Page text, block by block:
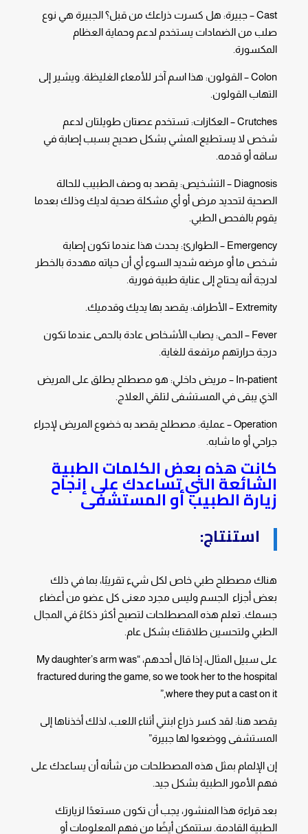
Cast – جبيرة: هل كسرت ذراعك من قبل؟ الجبيرة هي نوع
صلب من الضمادات يستخدم لدعم وحماية العظام
المكسورة.
Colon – القولون: هذا اسم آخر للأمعاء الغليظة. ويشير إلى
التهاب القولون.
Crutches – العكازات: تستخدم عصتان طويلتان لدعم
شخص لا يستطيع المشي بشكل صحيح بسبب إصابة في
ساقه أو قدمه.
Diagnosis – التشخيص: يقصد به وصف الطبيب للحالة
الصحية لتحديد مرض أو أي مشكلة صحية لديك وذلك بعدما
يقوم بالفحص الطبي.
Emergency – الطوارئ: يحدث هذا عندما تكون إصابة
شخص ما أو مرضه شديد السوء أي أن حياته مهددة بالخطر
لدرجة أنه يحتاج إلى عناية طبية فورية.
Extremity – الأطراف: يقصد بها يديك وقدميك.
Fever – الحمى: يصاب الأشخاص عادة بالحمى عندما تكون
درجة حرارتهم مرتفعة للغاية.
In-patient – مريض داخلي: هو مصطلح يطلق على المريض
الذي يبقى في المستشفى لتلقي العلاج.
Operation – عملية: مصطلح يقصد به خضوع المريض لإجراء
جراحي أو ما شابه.
كانت هذه بعض الكلمات الطبية
الشائعة التي تساعدك على إنجاح
زيارة الطبيب أو المستشفى
استنتاج:
هناك مصطلح طبي خاص لكل شيء تقريبًا، بما في ذلك
بعض أجزاء الجسم وليس مجرد معنى كل عضو من أعضاء
جسمك. تعلم هذه المصطلحات لتصبح أكثر ذكاءً في المجال
الطبي ولتحسين طلاقتك بشكل عام.
على سبيل المثال، إذا قال أحدهم، “My daughter’s arm was
fractured during the game, so we took her to the hospital
where they put a cast on it,”
يقصد هنا: لقد كسر ذراع ابنتي أثناء اللعب، لذلك أخذناها إلى
المستشفى ووضعوا لها جبيرة”
إن الإلمام بمثل هذه المصطلحات من شأنه أن يساعدك على
فهم الأمور الطبية بشكل جيد.
بعد قراءة هذا المنشور، يجب أن تكون مستعدًا لزيارتك
الطبية القادمة. ستتمكن أيضًا من فهم المعلومات أو